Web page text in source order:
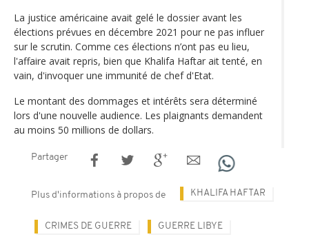
La justice américaine avait gelé le dossier avant les
élections prévues en décembre 2021 pour ne pas influer
sur le scrutin. Comme ces élections n’ont pas eu lieu,
l'affaire avait repris, bien que Khalifa Haftar ait tenté, en
vain, d'invoquer une immunité de chef d'Etat.
Le montant des dommages et intérêts sera déterminé
lors d'une nouvelle audience. Les plaignants demandent
au moins 50 millions de dollars.
Partager
Plus d'informations à propos de KHALIFA HAFTAR
CRIMES DE GUERRE GUERRE LIBYE